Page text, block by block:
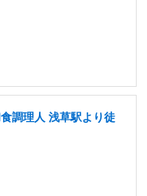
調理人 浅草駅より徒